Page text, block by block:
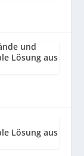
und
Lösung aus
Lösung aus